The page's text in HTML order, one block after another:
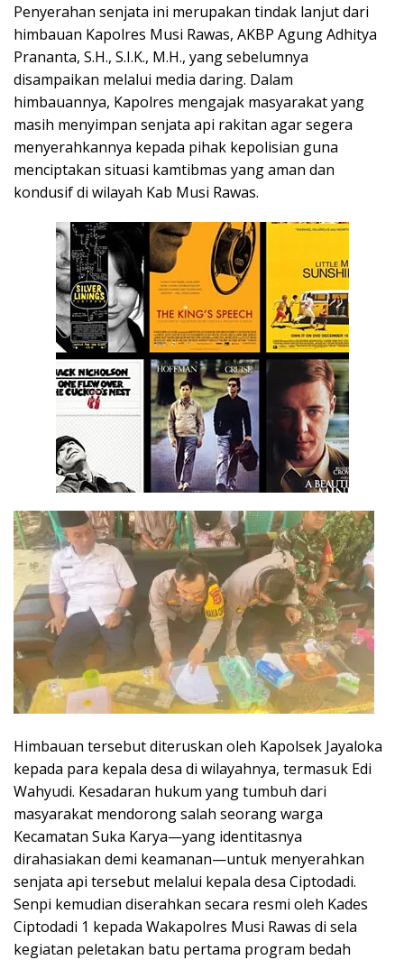
Penyerahan senjata ini merupakan tindak lanjut dari
himbauan Kapolres Musi Rawas, AKBP Agung Adhitya
Prananta, S.H., S.I.K., M.H., yang sebelumnya
disampaikan melalui media daring. Dalam
himbauannya, Kapolres mengajak masyarakat yang
masih menyimpan senjata api rakitan agar segera
menyerahkannya kepada pihak kepolisian guna
menciptakan situasi kamtibmas yang aman dan
kondusif di wilayah Kab Musi Rawas.
Himbauan tersebut diteruskan oleh Kapolsek Jayaloka
kepada para kepala desa di wilayahnya, termasuk Edi
Wahyudi. Kesadaran hukum yang tumbuh dari
masyarakat mendorong salah seorang warga
Kecamatan Suka Karya—yang identitasnya
dirahasiakan demi keamanan—untuk menyerahkan
senjata api tersebut melalui kepala desa Ciptodadi.
Senpi kemudian diserahkan secara resmi oleh Kades
Ciptodadi 1 kepada Wakapolres Musi Rawas di sela
kegiatan peletakan batu pertama program bedah